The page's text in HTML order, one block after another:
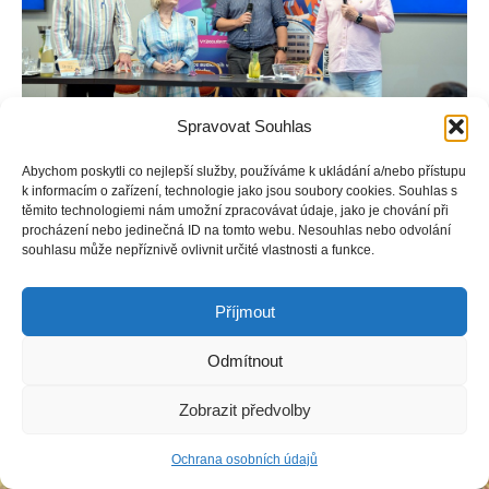
Spravovat Souhlas
Abychom poskytli co nejlepší služby, používáme k ukládání a/nebo přístupu
k informacím o zařízení, technologie jako jsou soubory cookies. Souhlas s
těmito technologiemi nám umožní zpracovávat údaje, jako je chování při
procházení nebo jedinečná ID na tomto webu. Nesouhlas nebo odvolání
souhlasu může nepříznivě ovlivnit určité vlastnosti a funkce.
Příjmout
Odmítnout
Zobrazit předvolby
Ochrana osobních údajů
SEO